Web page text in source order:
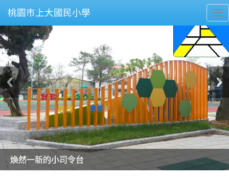
桃園市上大國民小學
美麗的操場是我們活力的來源
美麗的操場是我們活力的來源
煥然一新的小司令台
煥然一新的小司令台
富含桃園埤塘田園風光意象的中廊
富含桃園埤塘田園風光意象的中廊
嶄新的中庭廣場
嶄新的中庭廣場
水生池生生不息
水生池生生不息